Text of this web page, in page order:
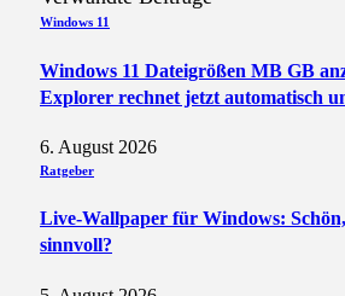
Windows 11
Windows 11 Dateigrößen MB GB
Explorer rechnet jetzt automatisch
6. August 2026
Ratgeber
Live-Wallpaper für Windows:
sinnvoll?